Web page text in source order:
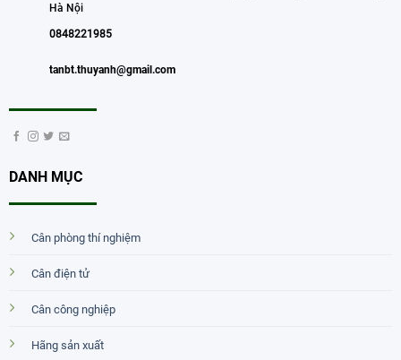
Hà Nội
0848221985
tanbt.thuyanh@gmail.com
DANH MỤC
Cân phòng thí nghiệm
Cân điện tử
Cân công nghiệp
Hãng sản xuất